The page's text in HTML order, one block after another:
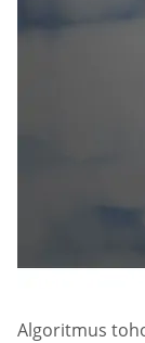
Algoritmus